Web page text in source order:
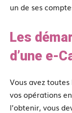
un de ses
Les
d’une e-
Vous avez
vos opérations
l’obtenir, vous